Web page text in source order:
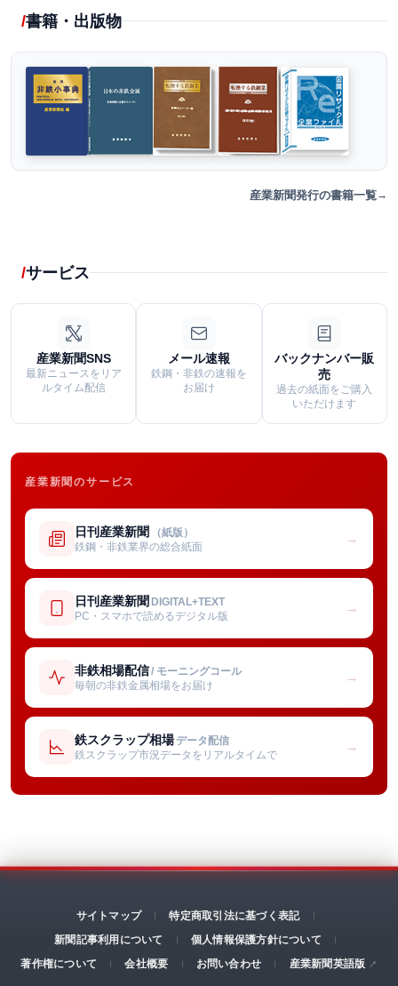
書籍・出版物
産業新聞発行の書籍一覧
サービス
産業新聞SNS
最新ニュースをリア
ルタイム配信
メール速報
鉄鋼・非鉄の速報を
お届け
バックナンバー販
売
過去の紙面をご購入
いただけます
産業新聞のサービス
日刊産業新聞 （紙版）
鉄鋼・非鉄業界の総合紙面
→
日刊産業新聞 DIGITAL+TEXT
PC・スマホで読めるデジタル版
→
非鉄相場配信/ モーニングコール
毎朝の非鉄金属相場をお届け
→
鉄スクラップ相場 データ配信
鉄スクラップ市況データをリアルタイムで
→
サイトマップ
特定商取引法に基づく表記
新聞記事利用について
個人情報保護方針について
著作権について
会社概要 お問い合わせ 産業新聞英語版